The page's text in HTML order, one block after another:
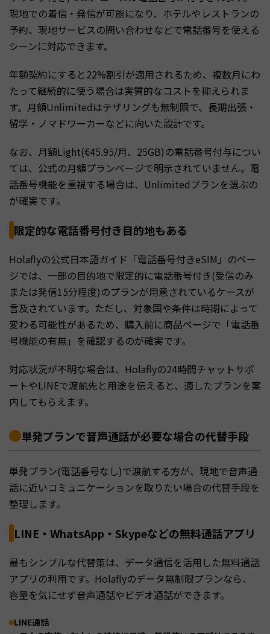
現地での着信・発信が可能になり、ホテルやレストランの
予約、現地サービスの問い合わせなどで電話番号を使える
シーンに対応できます。
年額契約にすると22%割引が適用されるため、複数月にわ
たって継続的に使う場合は実質的なコストを抑えられま
す。月額Unlimitedはテザリングも無制限で、長期出張・
留学・ノマドワーカーなどに向いた設計です。
なお、月額Light(€45.95/月、25GB)の電話番号付与につい
ては、公式の月額プランページで明示されていません。電
話番号機能を重視する場合は、Unlimitedプランを選ぶの
が確実です。
限定的な電話番号付き目的地もある
Holaflyの公式日本語ガイド「電話番号付きeSIM」のペー
ジでは、一部の目的地で限定的に電話番号付き(受信のみ
または発信15分程度)のプランが用意されているケースが
言及されています。ただし、対象国や条件は時期によって
変わる可能性があるため、購入前に商品ページで「電話番
号機能の有無」を確認するのが確実です。
対応状況が不明な場合は、Holaflyの24時間チャットサポ
ートやLINEで渡航先と用途を伝えると、適したプランを案
内してもらえます。
単発プランで音声通話が必要な場合の代替手段
単発プラン(電話番号なし)で渡航する方が、現地で音声通
話に近いコミュニケーションを取りたい場合の代替手段を
整理します。
LINE・WhatsApp・Skypeなどの無料通話アプリ
最もシンプルな代替策は、データ通信を活用した無料通話
アプリの利用です。Holaflyのデータ無制限プランなら、
容量を気にせず音声通話やビデオ通話ができます。
LINE通話